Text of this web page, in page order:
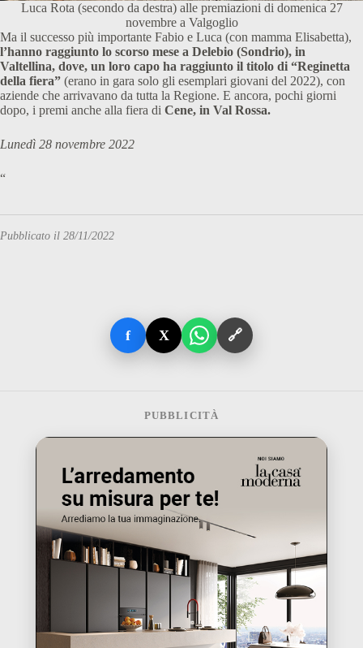
Luca Rota (secondo da destra) alle premiazioni di domenica 27
novembre a Valgoglio
Ma il successo più importante Fabio e Luca (con mamma Elisabetta),
l’hanno raggiunto lo scorso mese a Delebio (Sondrio), in
Valtellina, dove, un loro capo ha raggiunto il titolo di “Reginetta
della fiera” (erano in gara solo gli esemplari giovani del 2022), con
aziende che arrivavano da tutta la Regione. E ancora, pochi giorni
dopo, i premi anche alla fiera di Cene, in Val Rossa.
Lunedì 28 novembre 2022
“
Pubblicato il 28/11/2022
f X 🔗
PUBBLICITÀ